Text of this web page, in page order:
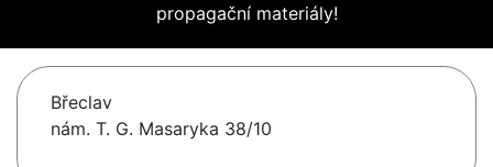
propagační materiály!
Břeclav
nám. T. G. Masaryka 38/10